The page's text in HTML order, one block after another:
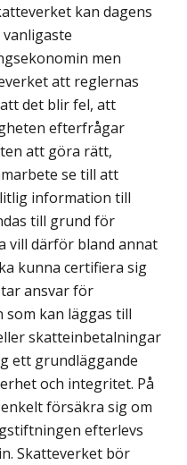
kan dagens
men
att reglernas
det blir fel, att
efterfrågar
att göra rätt,
se till att
information till
till grund för
vill därför bland annat
kunna certifiera sig
ansvar för
kan läggas till
skatteinbetalningar
ett grundläggande
och integritet. På
försäkra sig om
efterlevs
Skatteverket bör